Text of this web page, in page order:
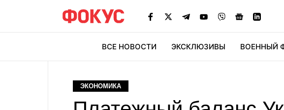
ВСЕ НОВОСТИ ЭКСКЛЮЗИВЫ ВОЕННЫЙ
ЭКОНОМИКА